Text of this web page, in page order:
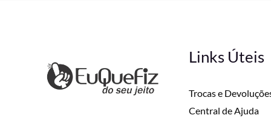
Links Úteis
Trocas e
Central de Ajuda